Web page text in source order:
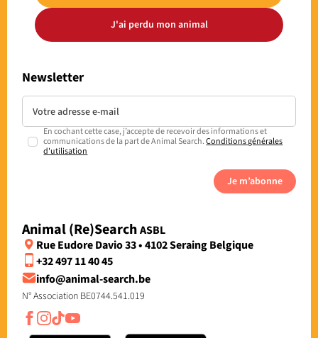
Animal (Re)SearchASBL
Rue Eudore Davio 33 • 4102 Seraing Belgique
+32 497 11 40 45
info@animal-search.be
N° Association BE0744.541.019
J'ai perdu mon animal
Newsletter
En cochant cette case, j’accepte de recevoir des informations et
communications de la part de Animal Search.Conditions générales
d'utilisation
Je m’abonne